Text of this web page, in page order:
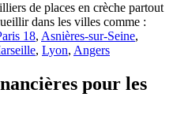
de places en crèche partout
dans les villes comme :
18, Asnières-sur-Seine,
, Lyon, Angers
pour les